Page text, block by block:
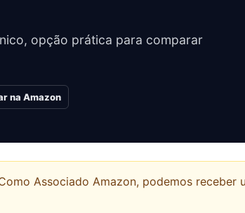
opção prática para comparar
na Amazon
Associado Amazon, podemos receber